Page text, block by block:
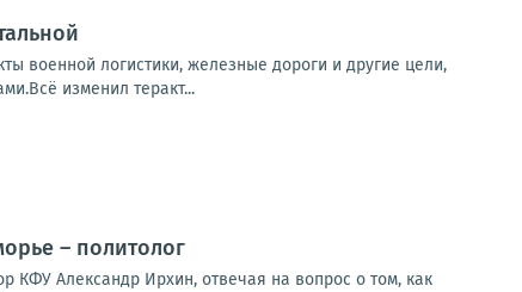
военной логистики, железные дороги и другие цели,
изменил теракт...
– политолог
КФУ Александр Ирхин, отвечая на вопрос о том, как